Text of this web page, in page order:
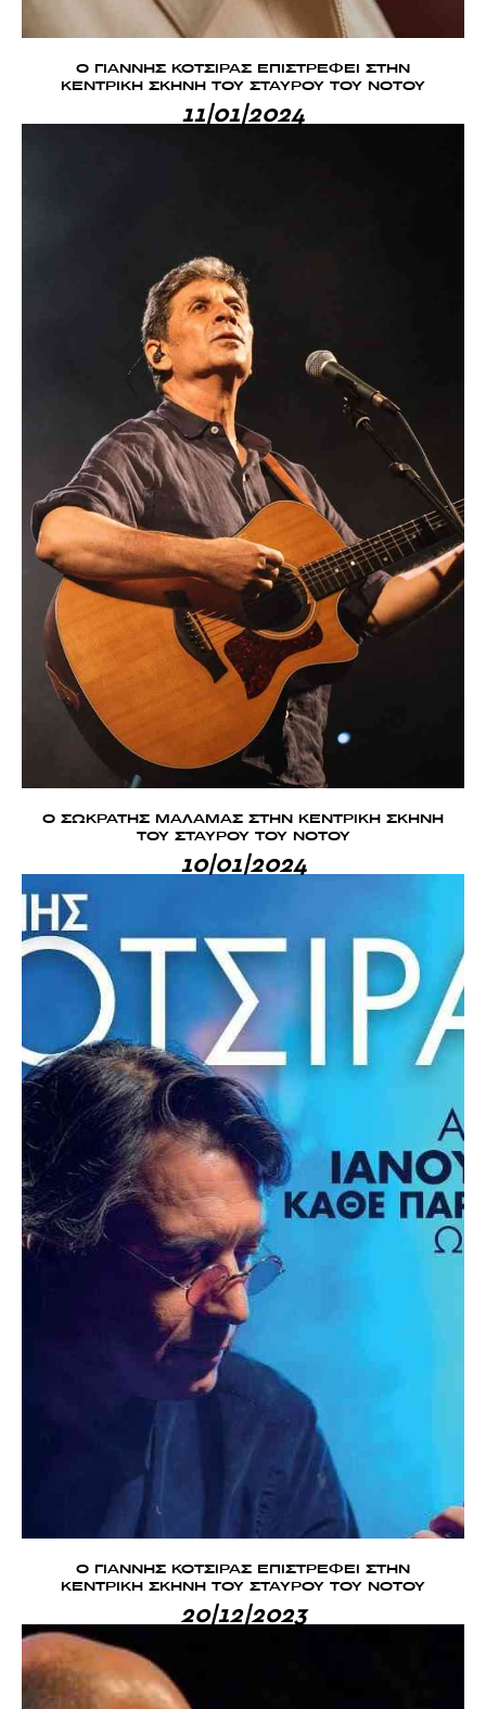
Ο ΓΙΑΝΝΗΣ ΚΟΤΣΙΡΑΣ ΕΠΙΣΤΡΕΦΕΙ ΣΤΗΝ
ΚΕΝΤΡΙΚΗ ΣΚΗΝΗ ΤΟΥ ΣΤΑΥΡΟΥ ΤΟΥ ΝΟΤΟΥ
11|01|2024
Ο ΣΩΚΡΑΤΗΣ ΜΑΛΑΜΑΣ ΣΤΗΝ ΚΕΝΤΡΙΚΗ ΣΚΗΝΗ
ΤΟΥ ΣΤΑΥΡΟΥ ΤΟΥ ΝΟΤΟΥ
10|01|2024
Ο ΓΙΑΝΝΗΣ ΚΟΤΣΙΡΑΣ ΕΠΙΣΤΡΕΦΕΙ ΣΤΗΝ
ΚΕΝΤΡΙΚΗ ΣΚΗΝΗ ΤΟΥ ΣΤΑΥΡΟΥ ΤΟΥ ΝΟΤΟΥ
20|12|2023